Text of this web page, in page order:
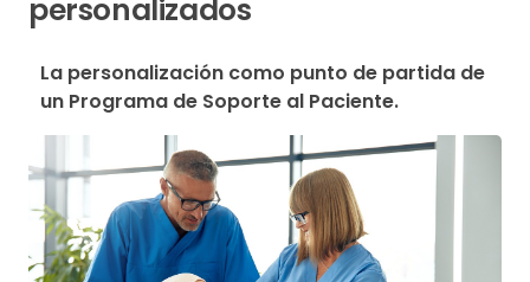
personalizados
La personalización como punto de partida de
un Programa de Soporte al Paciente.